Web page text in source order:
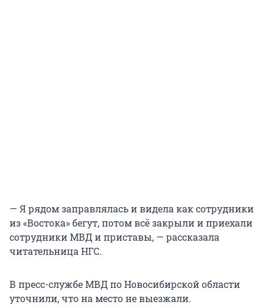
— Я рядом заправлялась и видела как сотрудники
из «Востока» бегут, потом всё закрыли и приехали
сотрудники МВД и приставы, — рассказала
читательница НГС.
В пресс-службе МВД по Новосибирской области
уточнили, что на место не выезжали.